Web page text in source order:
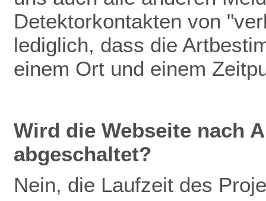
Detektorkontakten von
lediglich, dass die
einem Ort und einem
Wird die Webseite nach
abgeschaltet?
Nein, die Laufzeit des